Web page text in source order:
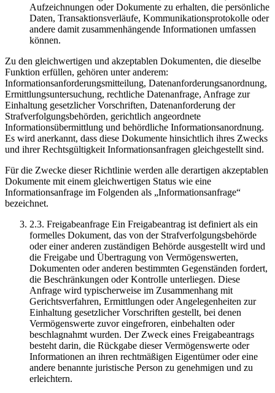
Aufzeichnungen oder Dokumente zu erhalten, die persönliche
Daten, Transaktionsverläufe, Kommunikationsprotokolle oder
andere damit zusammenhängende Informationen umfassen
können.
Zu den gleichwertigen und akzeptablen Dokumenten, die dieselbe
Funktion erfüllen, gehören unter anderem:
Informationsanforderungsmitteilung, Datenanforderungsanordnung,
Ermittlungsuntersuchung, rechtliche Datenanfrage, Anfrage zur
Einhaltung gesetzlicher Vorschriften, Datenanforderung der
Strafverfolgungsbehörden, gerichtlich angeordnete
Informationsübermittlung und behördliche Informationsanordnung.
Es wird anerkannt, dass diese Dokumente hinsichtlich ihres Zwecks
und ihrer Rechtsgültigkeit Informationsanfragen gleichgestellt sind.
Für die Zwecke dieser Richtlinie werden alle derartigen akzeptablen
Dokumente mit einem gleichwertigen Status wie eine
Informationsanfrage im Folgenden als „Informationsanfrage“
bezeichnet.
2.3. Freigabeanfrage Ein Freigabeantrag ist definiert als ein
formelles Dokument, das von der Strafverfolgungsbehörde
oder einer anderen zuständigen Behörde ausgestellt wird und
die Freigabe und Übertragung von Vermögenswerten,
Dokumenten oder anderen bestimmten Gegenständen fordert,
die Beschränkungen oder Kontrolle unterliegen. Diese
Anfrage wird typischerweise im Zusammenhang mit
Gerichtsverfahren, Ermittlungen oder Angelegenheiten zur
Einhaltung gesetzlicher Vorschriften gestellt, bei denen
Vermögenswerte zuvor eingefroren, einbehalten oder
beschlagnahmt wurden. Der Zweck eines Freigabeantrags
besteht darin, die Rückgabe dieser Vermögenswerte oder
Informationen an ihren rechtmäßigen Eigentümer oder eine
andere benannte juristische Person zu genehmigen und zu
erleichtern.